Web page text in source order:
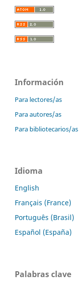
Información
Para lectores/as
Para autores/as
Para bibliotecarios/as
Idioma
English
Français (France)
Português (Brasil)
Español (España)
Palabras clave